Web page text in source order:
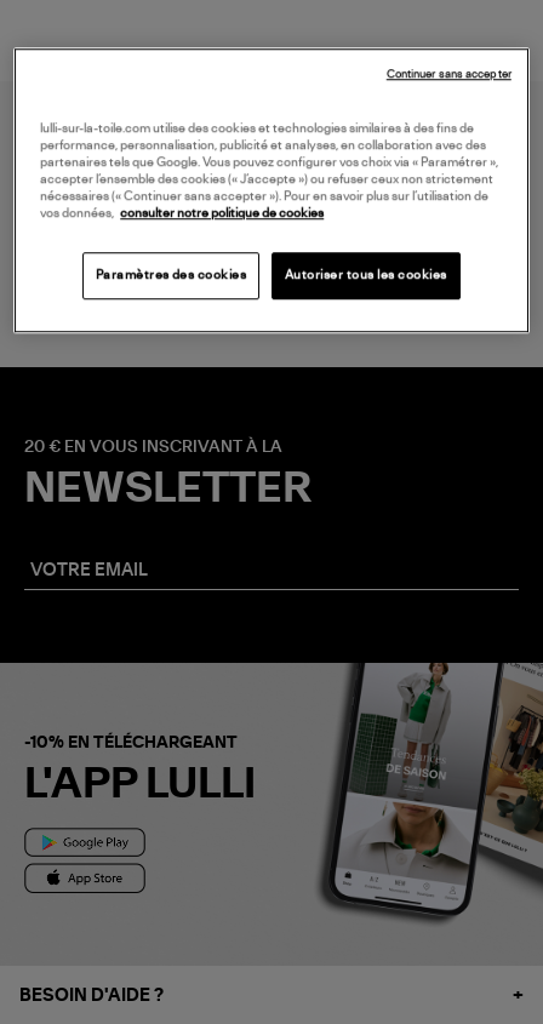
LIVRAISON GRATUITE
à partir de 150 € d'achat*
20 € EN VOUS INSCRIVANT À LA
NEWSLETTER
-10% EN TÉLÉCHARGEANT
L'APP LULLI
BESOIN D'AIDE ?
lulli-sur-la-toile.com utilise des cookies et technologies similaires à des fins de
performance, personnalisation, publicité et analyses, en collaboration avec des
partenaires tels que Google. Vous pouvez configurer vos choix via « Paramétrer »,
accepter l’ensemble des cookies (« J’accepte ») ou refuser ceux non strictement
nécessaires (« Continuer sans accepter »). Pour en savoir plus sur l’utilisation de
vos données, consulter notre politique de cookies
Paramètres des cookies Autoriser tous les cookies
Continuer sans accepter